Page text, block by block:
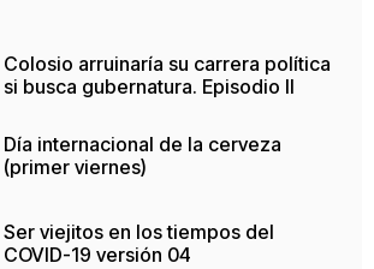
Colosio arruinaría su carrera política
si busca gubernatura. Episodio II
Día internacional de la cerveza
(primer viernes)
Ser viejitos en los tiempos del
COVID-19 versión 04